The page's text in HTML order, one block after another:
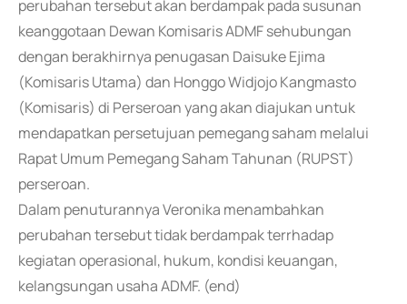
perubahan tersebut akan berdampak pada susunan
keanggotaan Dewan Komisaris ADMF sehubungan
dengan berakhirnya penugasan Daisuke Ejima
(Komisaris Utama) dan Honggo Widjojo Kangmasto
(Komisaris) di Perseroan yang akan diajukan untuk
mendapatkan persetujuan pemegang saham melalui
Rapat Umum Pemegang Saham Tahunan (RUPST)
perseroan.
Dalam penuturannya Veronika menambahkan
perubahan tersebut tidak berdampak terrhadap
kegiatan operasional, hukum, kondisi keuangan,
kelangsungan usaha ADMF. (end)